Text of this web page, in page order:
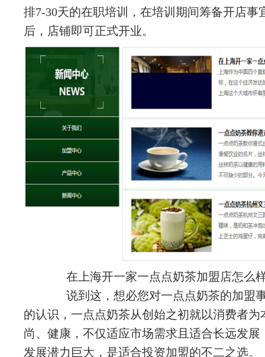
排7-30天的在职培训，在培训期间筹备开店事
后，店铺即可正式开业。
在上海开一家一点点奶茶加盟店怎么
说到这，想必您对一点点奶茶的加盟
的认识，一点点奶茶从创始之初就以消费者为
尚、健康，不仅适应市场需求且适合长远发展
发展潜力巨大，是适合投资加盟的不二之选。